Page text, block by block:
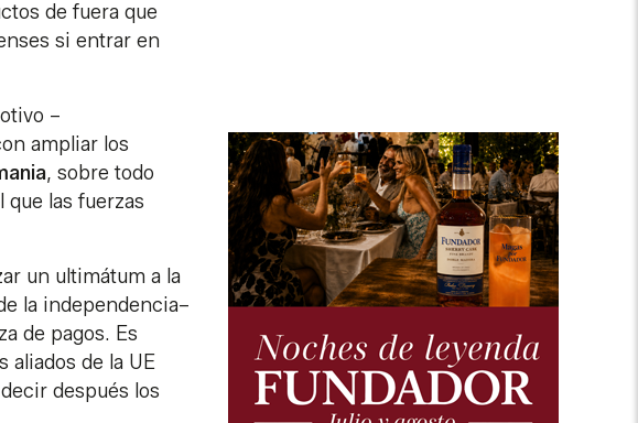
de fuera que
si entrar en
–
ampliar los
, sobre todo
las fuerzas
un ultimátum a la
la independencia–
de pagos. Es
de la UE
después los